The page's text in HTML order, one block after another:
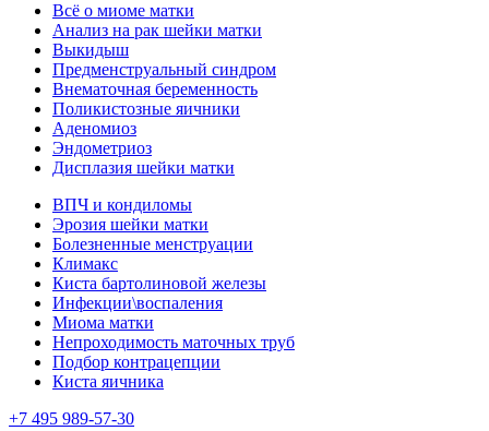
Всё о миоме матки
Анализ на рак шейки матки
Выкидыш
Предменструальный синдром
Внематочная беременность
Поликистозные яичники
Аденомиоз
Эндометриоз
Дисплазия шейки матки
ВПЧ и кондиломы
Эрозия шейки матки
Болезненные менструации
Климакс
Киста бартолиновой железы
Инфекции\воспаления
Миома матки
Непроходимость маточных труб
Подбор контрацепции
Киста яичника
+7 495 989-57-30